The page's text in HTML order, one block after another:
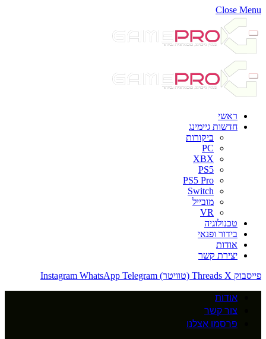
Close Menu
ראשי
חדשות גיימינג
ביקורות
PC
XBX
PS5
PS5 Pro
Switch
מובייל
VR
טכנולוגיה
בידור ופנאי
אודות
יצירת קשר
פייסבוק
Threads X (טוויטר) Instagram WhatsApp Telegram
אודות
צור קשר
פרסמו אצלנו